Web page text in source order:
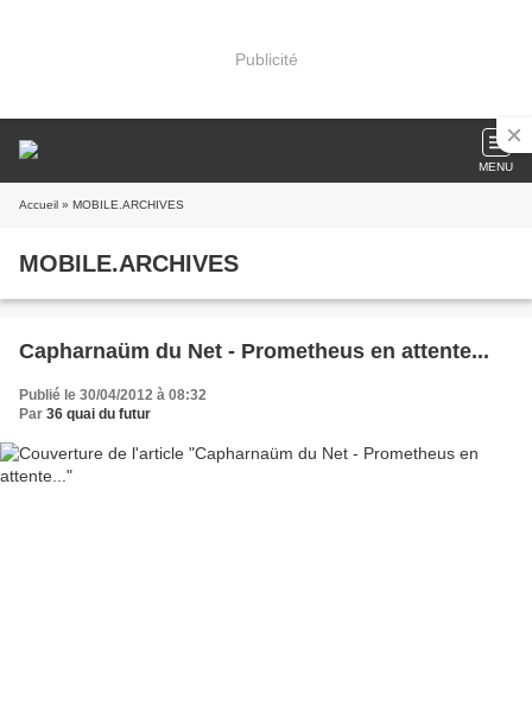
Publicité
MENU
Accueil » MOBILE.ARCHIVES
MOBILE.ARCHIVES
Capharnaüm du Net - Prometheus en attente...
Publié le 30/04/2012 à 08:32
Par 36 quai du futur